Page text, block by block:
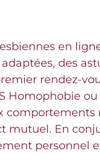
en
des
rendez-
Homophobie
mutuel. En
personnel